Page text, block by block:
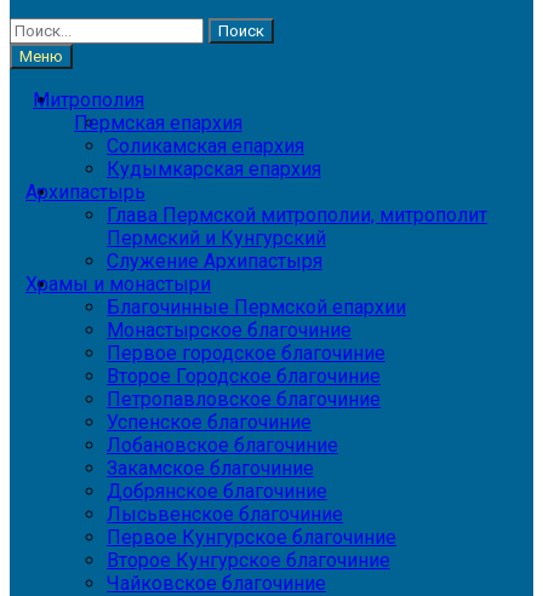
Найти:
Меню
Митрополия
Пермская епархия
Соликамская епархия
Кудымкарская епархия
Архипастырь
Глава Пермской митрополии, митрополит
Пермский и Кунгурский
Служение Архипастыря
Храмы и монастыри
Благочинные Пермской епархии
Монастырское благочиние
Первое городское благочиние
Второе Городское благочиние
Петропавловское благочиние
Успенское благочиние
Лобановское благочиние
Закамское благочиние
Добрянское благочиние
Лысьвенское благочиние
Первое Кунгурское благочиние
Второе Кунгурское благочиние
Чайковское благочиние